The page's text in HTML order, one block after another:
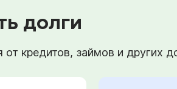
долги
кредитов, займов и других